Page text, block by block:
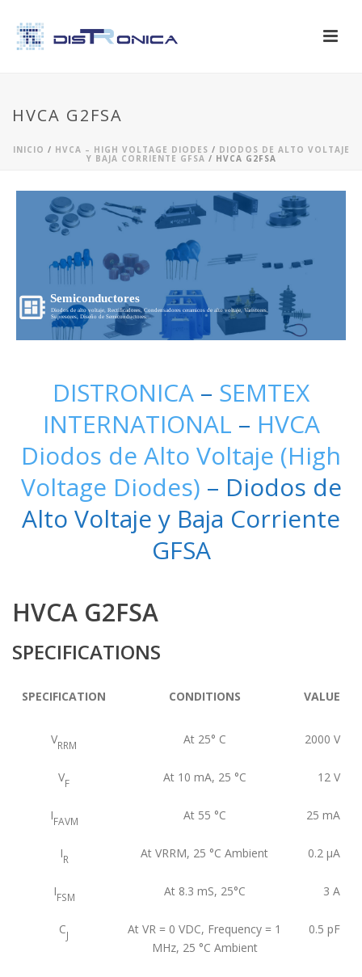
HVCA G2FSA
INICIO / HVCA – HIGH VOLTAGE DIODES / DIODOS DE ALTO VOLTAJE
Y BAJA CORRIENTE GFSA / HVCA G2FSA
Semiconductores
Diodos de alto voltaje, Rectificadores, Condensadores ceramicos de alto voltaje, Varistores,
Supresores, Diseño de Semiconductores...
DISTRONICA – SEMTEX
INTERNATIONAL – HVCA
Diodos de Alto Voltaje (High
Voltage Diodes) – Diodos de
Alto Voltaje y Baja Corriente
GFSA
HVCA G2FSA
SPECIFICATIONS
SPECIFICATION CONDITIONS VALUE
VRRM At 25° C 2000 V
VF At 10 mA, 25 °C 12 V
IFAVM At 55 °C 25 mA
IR At VRRM, 25 °C Ambient 0.2 μA
IFSM At 8.3 mS, 25°C 3 A
CJ
At VR = 0 VDC, Frequency = 1
MHz, 25 °C Ambient
0.5 pF